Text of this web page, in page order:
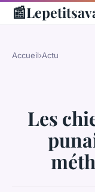
📰
Accueil›Actu
Les